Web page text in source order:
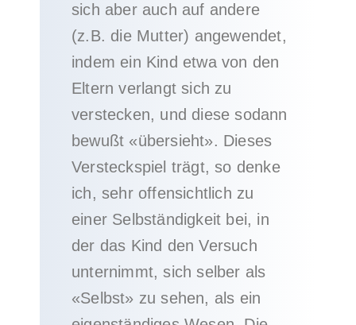
sich aber auch auf andere
(z.B. die Mutter) angewendet,
indem ein Kind etwa von den
Eltern verlangt sich zu
verstecken, und diese sodann
bewußt «übersieht». Dieses
Versteckspiel trägt, so denke
ich, sehr offensichtlich zu
einer Selbständigkeit bei, in
der das Kind den Versuch
unternimmt, sich selber als
«Selbst» zu sehen, als ein